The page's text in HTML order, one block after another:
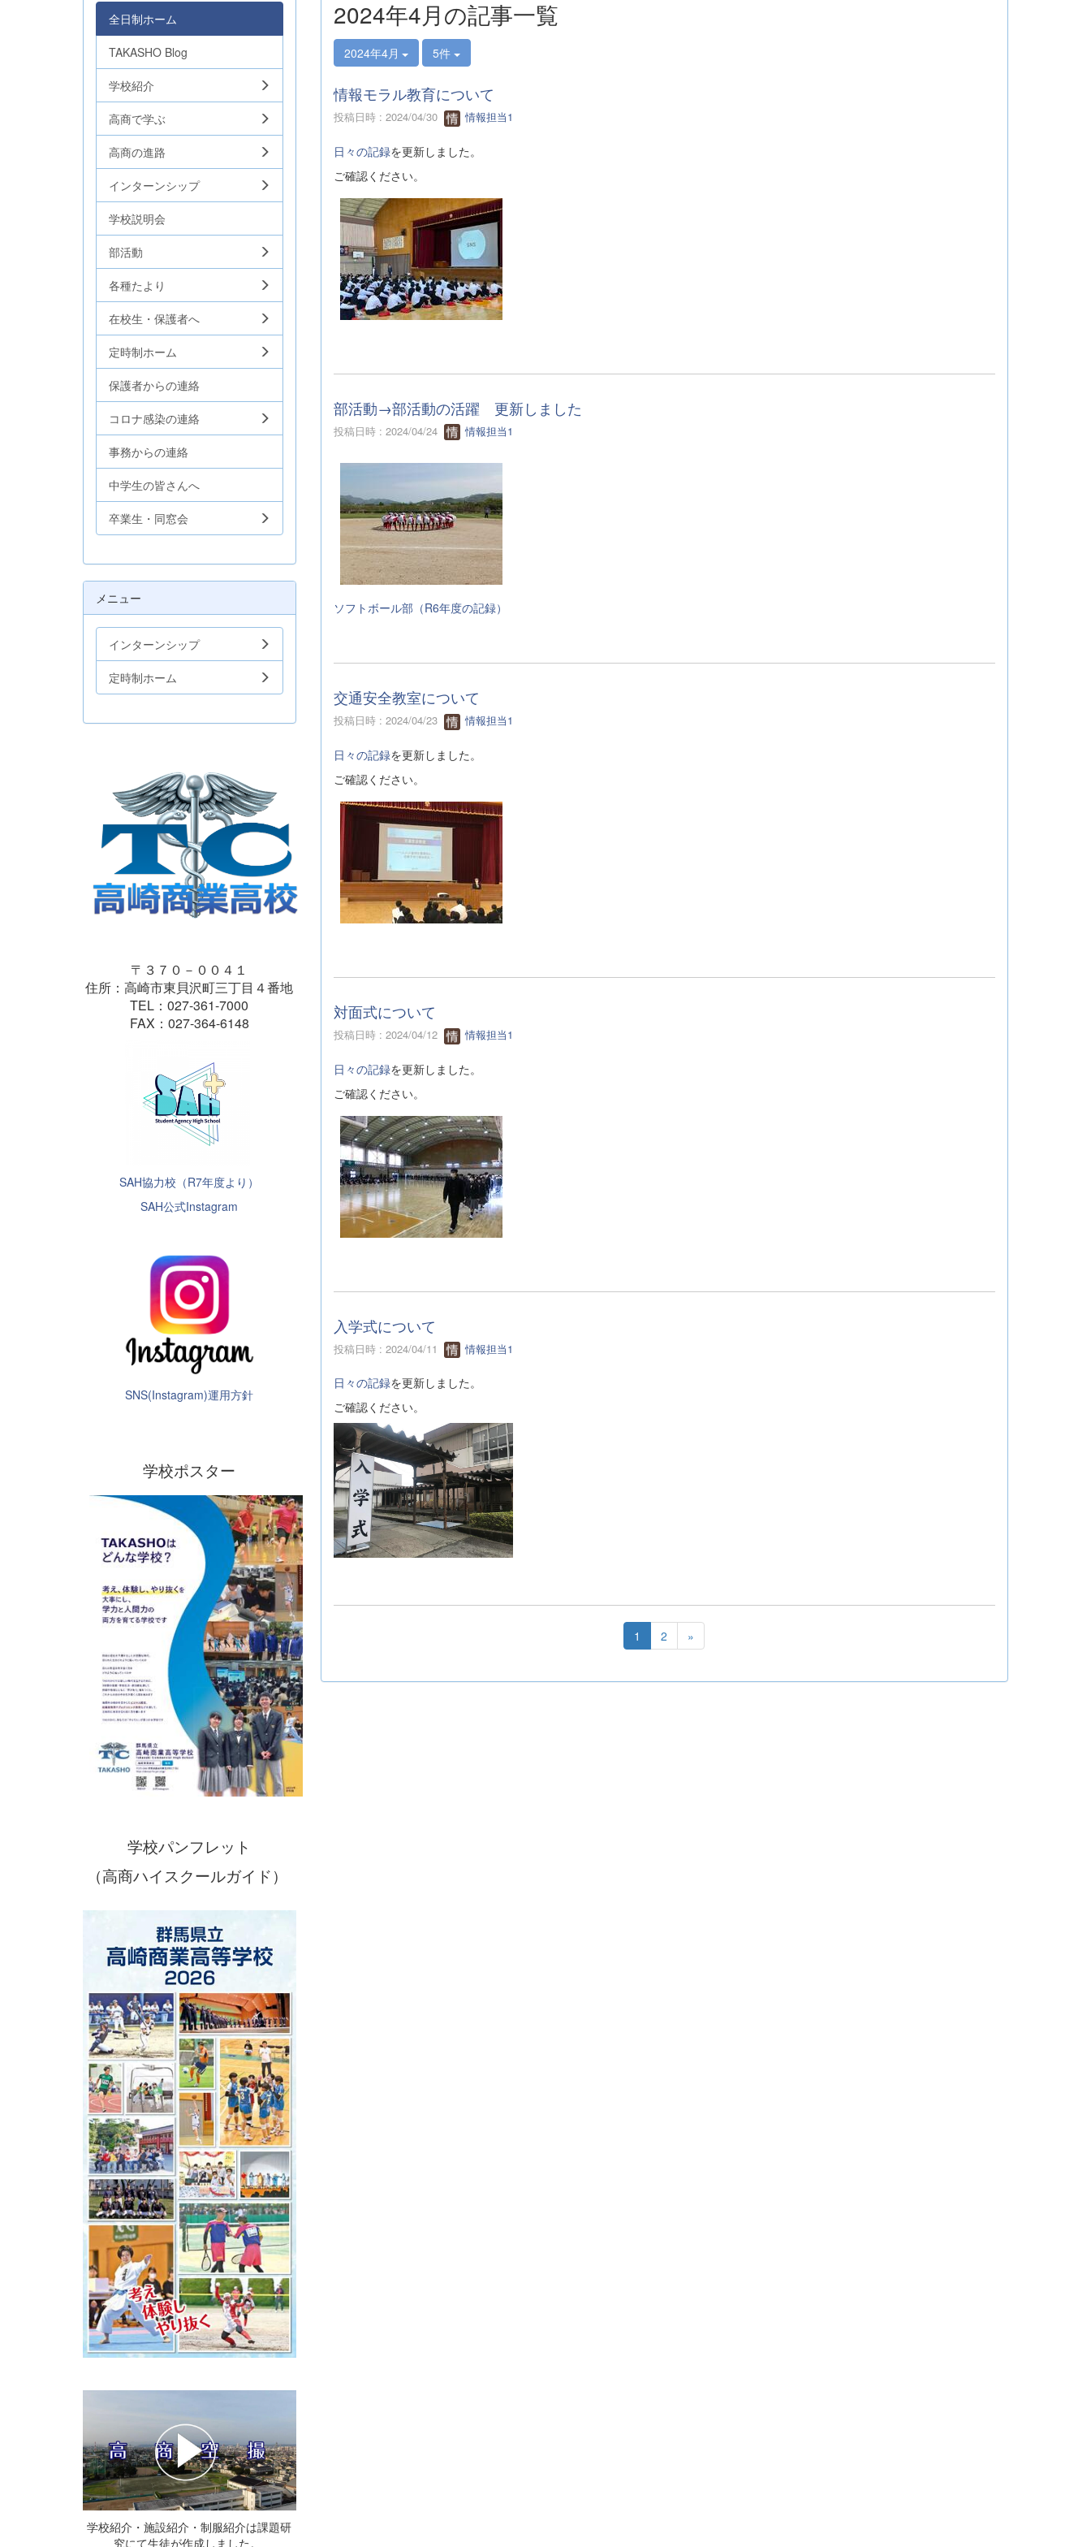
2024年4月の記事一覧
2024年4月 5件
情報モラル教育について
投稿日時 : 2024/04/30 情報担当1
日々の記録を更新しました。
ご確認ください。
部活動→部活動の活躍 更新しました
投稿日時 : 2024/04/24 情報担当1
ソフトボール部（R6年度の記録）
交通安全教室について
投稿日時 : 2024/04/23 情報担当1
日々の記録を更新しました。
ご確認ください。
対面式について
投稿日時 : 2024/04/12 情報担当1
日々の記録を更新しました。
ご確認ください。
入学式について
投稿日時 : 2024/04/11 情報担当1
日々の記録を更新しました。
ご確認ください。
1 2 »
全日制ホーム
TAKASHO Blog
学校紹介
高商で学ぶ
高商の進路
インターンシップ
学校説明会
部活動
各種たより
在校生・保護者へ
定時制ホーム
保護者からの連絡
コロナ感染の連絡
事務からの連絡
中学生の皆さんへ
卒業生・同窓会
メニュー
インターンシップ
定時制ホーム
〒３７０－００４１
住所：高崎市東貝沢町三丁目４番地
TEL：027-361-7000
FAX：027-364-6148
SAH協力校（R7年度より）
SAH公式Instagram
SNS(Instagram)運用方針
学校ポスター
学校パンフレット
（高商ハイスクールガイド）
学校紹介・施設紹介・制服紹介は課題研
究にて生徒が作成しました。